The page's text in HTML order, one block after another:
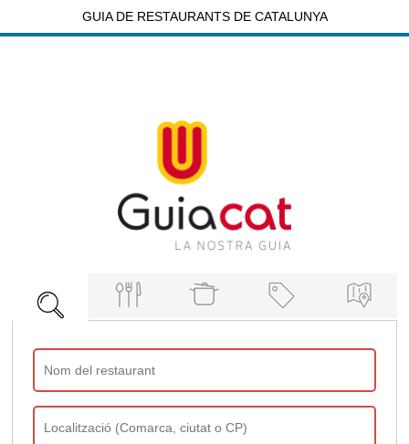
GUIA DE RESTAURANTS DE CATALUNYA